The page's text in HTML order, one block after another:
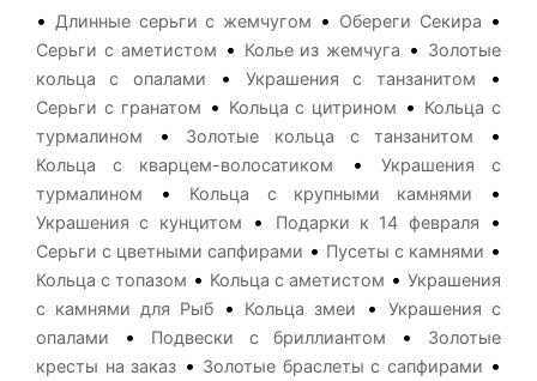
•Длинные серьги с жемчугом • Обереги Секира •
Серьги с аметистом • Колье из жемчуга • Золотые
кольца с опалами
•Украшения с танзанитом •
Серьги с гранатом • Кольца с цитрином • Кольца с
турмалином
• Золотые кольца с танзанитом •
Кольца с кварцем-волосатиком • Украшения с
турмалином
• Кольца с крупными камнями •
Украшения с кунцитом • Подарки к 14 февраля •
Серьги с цветными сапфирами • Пусеты с камнями •
Кольца с топазом • Кольца с аметистом • Украшения
с камнями для Рыб• Кольца змеи •Украшения с
опалами
• Подвески с бриллиантом •
Золотые
кресты на заказ • Золотые браслеты с сапфирами •